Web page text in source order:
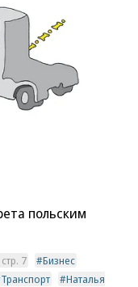
польским
7
Бизнес
Транспорт Наталья